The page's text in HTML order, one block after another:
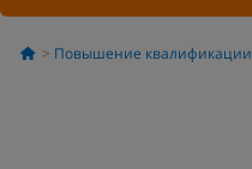
Повышение квалификации